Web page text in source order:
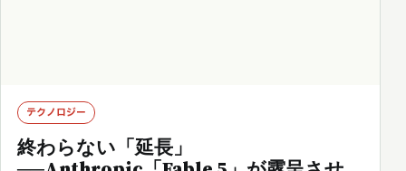
テクノロジー
終わらない「延長」